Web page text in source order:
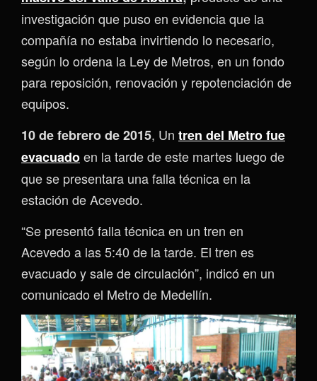
investigación que puso en evidencia que la
compañía no estaba invirtiendo lo necesario,
según lo ordena la Ley de Metros, en un fondo
para reposición, renovación y repotenciación de
equipos.
10 de febrero de 2015, Un tren del Metro fue
evacuadoen la tarde de este martes luego de
que se presentara una falla técnica en la
estación de Acevedo.
“Se presentó falla técnica en un tren en
Acevedo a las 5:40 de la tarde. El tren es
evacuado y sale de circulación”, indicó en un
comunicado el Metro de Medellín.